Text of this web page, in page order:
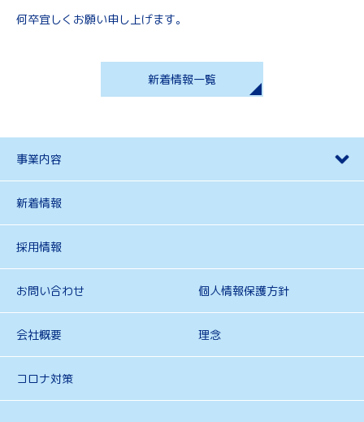
何卒宜しくお願い申し上げます。
新着情報一覧
事業内容
新着情報
採用情報
お問い合わせ 個人情報保護方針
会社概要 理念
コロナ対策